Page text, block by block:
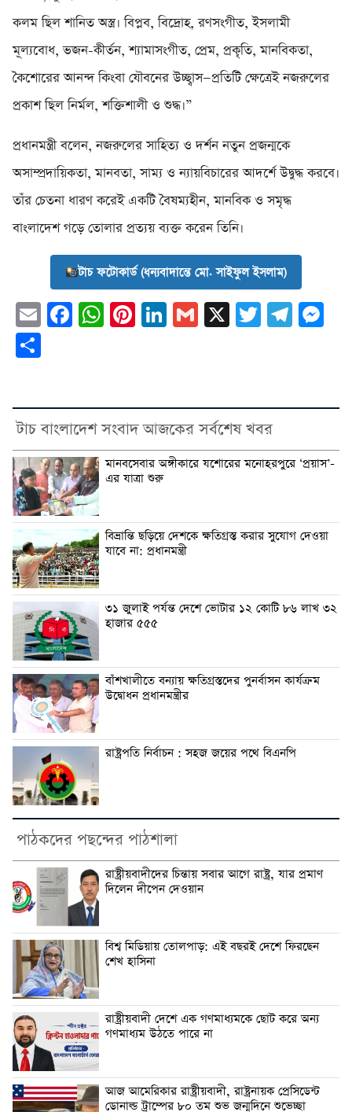
কলম ছিল শানিত অস্ত্র। বিপ্লব, বিদ্রোহ, রণসংগীত, ইসলামী
মূল্যবোধ, ভজন-কীর্তন, শ্যামাসংগীত, প্রেম, প্রকৃতি, মানবিকতা,
কৈশোরের আনন্দ কিংবা যৌবনের উচ্ছ্বাস—প্রতিটি ক্ষেত্রেই নজরুলের
প্রকাশ ছিল নির্মল, শক্তিশালী ও শুদ্ধ।”
প্রধানমন্ত্রী বলেন, নজরুলের সাহিত্য ও দর্শন নতুন প্রজন্মকে
অসাম্প্রদায়িকতা, মানবতা, সাম্য ও ন্যায়বিচারের আদর্শে উদ্বুদ্ধ করবে।
তাঁর চেতনা ধারণ করেই একটি বৈষম্যহীন, মানবিক ও সমৃদ্ধ
বাংলাদেশ গড়ে তোলার প্রত্যয় ব্যক্ত করেন তিনি।
টাচ ফটোকার্ড (ধন্যবাদান্তে মো. সাইফুল ইসলাম)
EmailFacebook
WhatsApp
Pinterest
LinkedIn
Gmail
X Twitter
টাচ বাংলাদেশ সংবাদ আজকের সর্বশেষ খবর
মানবসেবার অঙ্গীকারে যশোরের মনোহরপুরে ‘প্রয়াস’-
এর যাত্রা শুরু
বিভ্রান্তি ছড়িয়ে দেশকে ক্ষতিগ্রস্ত করার সুযোগ দেওয়া
যাবে না: প্রধানমন্ত্রী
৩১ জুলাই পর্যন্ত দেশে ভোটার ১২ কোটি ৮৬ লাখ ৩২
হাজার ৫৫৫
বাঁশখালীতে বন্যায় ক্ষতিগ্রস্তদের পুনর্বাসন কার্যক্রম
উদ্বোধন প্রধানমন্ত্রীর
রাষ্ট্রপতি নির্বাচন : সহজ জয়ের পথে বিএনপি
পাঠকদের পছন্দের পাঠশালা
‎রাষ্ট্রীয়বাদীদের চিন্তায় সবার আগে রাষ্ট্র, যার প্রমাণ
দিলেন দীপেন দেওয়ান
বিশ্ব মিডিয়ায় তোলপাড়: এই বছরই দেশে ফিরছেন
শেখ হাসিনা
রাষ্ট্রীয়বাদী দেশে ‎এক গণমাধ্যমকে ছোট করে অন্য
গণমাধ্যম উঠতে পারে না ‎
‎আজ আমেরিকার রাষ্ট্রীয়বাদী, রাষ্ট্রনায়ক প্রেসিডেন্ট
ডোনাল্ড ট্রাম্পের ৮০ তম শুভ জন্মদিনে শুভেচ্ছা